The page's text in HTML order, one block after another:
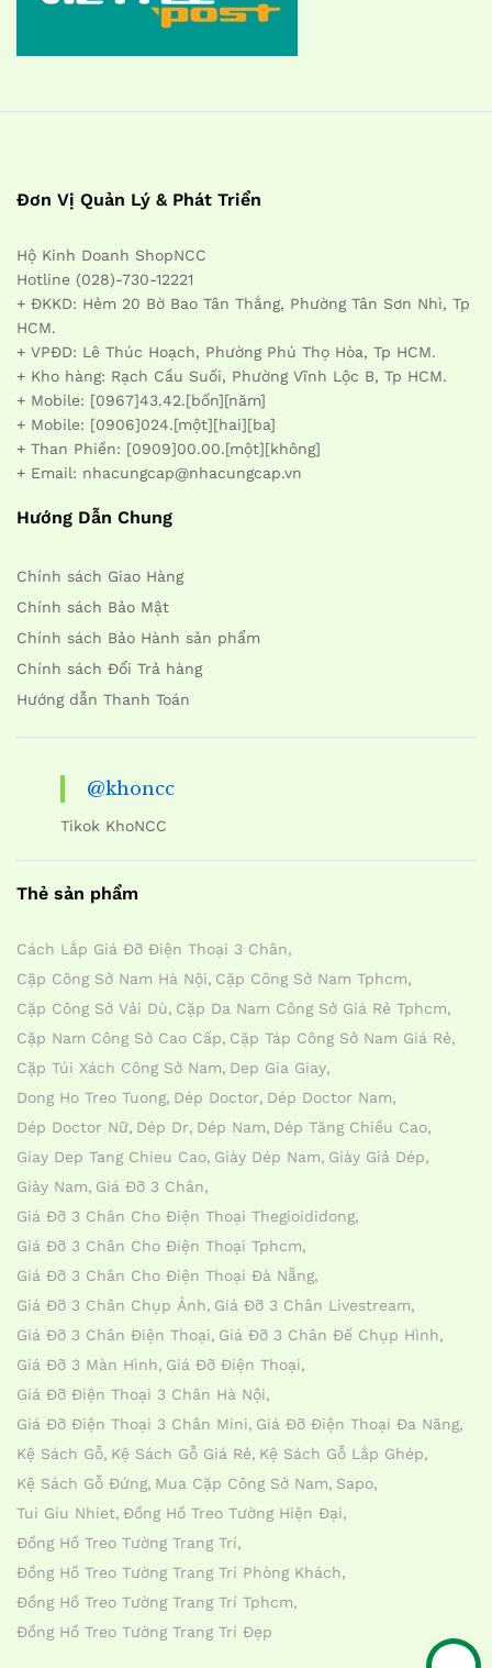
Đơn Vị Quản Lý & Phát Triển
Hộ Kinh Doanh ShopNCC
Hotline (028)-730-12221
+ ĐKKD: Hẻm 20 Bờ Bao Tân Thắng, Phường Tân Sơn Nhì, Tp
HCM.
+ VPĐD: Lê Thúc Hoạch, Phường Phú Thọ Hòa, Tp HCM.
+ Kho hàng: Rạch Cầu Suối, Phường Vĩnh Lộc B, Tp HCM.
+ Mobile: [0967]43.42.[bốn][năm]
+ Mobile: [0906]024.[một][hai][ba]
+ Than Phiền: [0909]00.00.[một][không]
+ Email: nhacungcap@nhacungcap.vn
Hướng Dẫn Chung
Chính sách Giao Hàng
Chính sách Bảo Mật
Chính sách Bảo Hành sản phẩm
Chính sách Đổi Trả hàng
Hướng dẫn Thanh Toán
@khoncc
Tikok KhoNCC
Thẻ sản phẩm
Cách Lắp Giá Đỡ Điện Thoại 3 Chân
Cặp Công Sở Nam Hà Nội Cặp Công Sở Nam Tphcm
Cặp Công Sở Vải Dù Cặp Da Nam Công Sở Giá Rẻ Tphcm
Cặp Nam Công Sở Cao Cấp Cặp Táp Công Sở Nam Giá Rẻ
Cặp Túi Xách Công Sở Nam Dep Gia Giay
Dong Ho Treo Tuong Dép Doctor Dép Doctor Nam
Dép Doctor Nữ Dép Dr Dép Nam Dép Tăng Chiều Cao
Giay Dep Tang Chieu Cao Giày Dép Nam Giày Giả Dép
Giày Nam Giá Đỡ 3 Chân
Giá Đỡ 3 Chân Cho Điện Thoại Thegioididong
Giá Đỡ 3 Chân Cho Điện Thoại Tphcm
Giá Đỡ 3 Chân Cho Điện Thoại Đà Nẵng
Giá Đỡ 3 Chân Chụp Ảnh Giá Đỡ 3 Chân Livestream
Giá Đỡ 3 Chân Điện Thoại Giá Đỡ 3 Chân Đế Chụp Hình
Giá Đỡ 3 Màn Hình Giá Đỡ Điện Thoại
Giá Đỡ Điện Thoại 3 Chân Hà Nội
Giá Đỡ Điện Thoại 3 Chân Mini Giá Đỡ Điện Thoại Đa Năng
Kệ Sách Gỗ Kệ Sách Gỗ Giá Rẻ Kệ Sách Gỗ Lắp Ghép
Kệ Sách Gỗ Đứng Mua Cặp Công Sở Nam Sapo
Tui Giu Nhiet Đồng Hồ Treo Tường Hiện Đại
Đồng Hồ Treo Tường Trang Trí
Đồng Hồ Treo Tường Trang Trí Phòng Khách
Đồng Hồ Treo Tường Trang Trí Tphcm
Đồng Hồ Treo Tường Trang Trí Đẹp